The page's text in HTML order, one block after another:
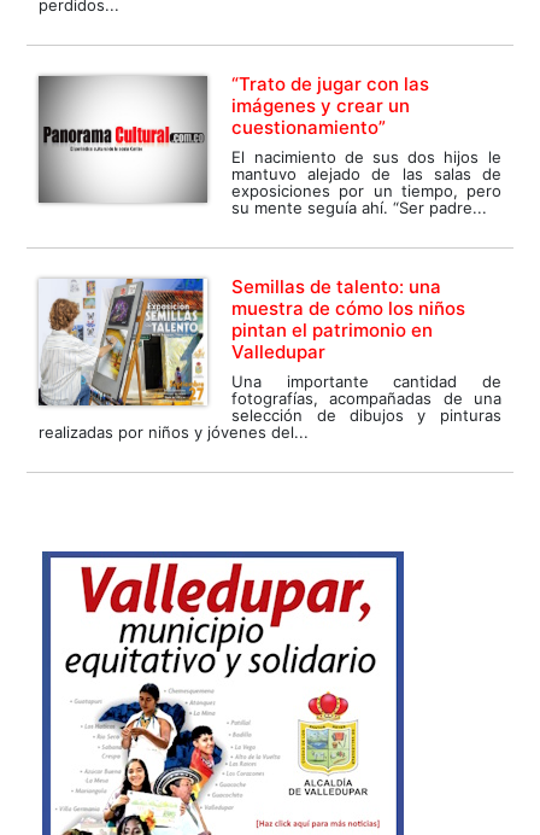
perdidos...
“Trato de jugar con las
imágenes y crear un
cuestionamiento”
El nacimiento de sus dos hijos le
mantuvo alejado de las salas de
exposiciones por un tiempo, pero
su mente seguía ahí. “Ser padre...
Semillas de talento: una
muestra de cómo los niños
pintan el patrimonio en
Valledupar
Una importante cantidad de
fotografías, acompañadas de una
selección de dibujos y pinturas
realizadas por niños y jóvenes del...